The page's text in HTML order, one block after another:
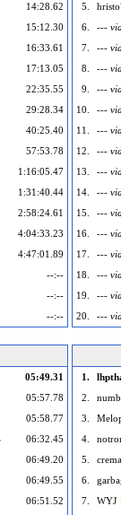
14:28.62
15:12.30
16:33.61
17:13.05
22:35.55
29:28.34
40:25.40
57:53.78
1:16:05.47
1:31:40.44
2:58:24.61
4:04:33.23
4:47:01.89
--:--
--:--
--:--
5.
6.
--- vide
7.
--- vide
8.
--- vide
9.
--- vide
10.
--- vide
11.
--- vide
12.
--- vide
13.
--- vide
14.
--- vide
15.
--- vide
16.
--- vide
17.
--- vide
18.
--- vide
19.
--- vide
20.
--- vide
05:49.31
05:57.78
05:58.77
06:32.45
06:49.20
06:49.55
06:51.52
1.
2.
numbrr
3.
Melope
4.
notrom
5.
crema
6.
garbage
7.
WYJ